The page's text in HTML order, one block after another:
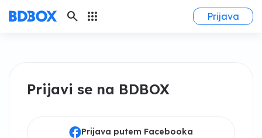
search apps Prijava
Prijavi se na BDBOX
Prijava putem Facebooka